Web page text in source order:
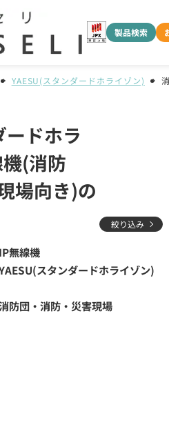
製品検索
YAESU(スタンダードホライゾン)
ードホラ
(消防
場向き)の
絞り込み
IP無線機
スタンダードホライゾン)
防団・消防・災害現場